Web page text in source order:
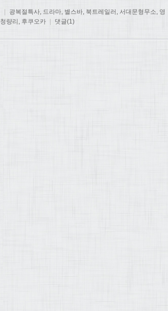
광복절특사, 드라마, 별스바, 북트레일러 , 서대문형무소, 영
청량리 , 후쿠오카 댓글(1)